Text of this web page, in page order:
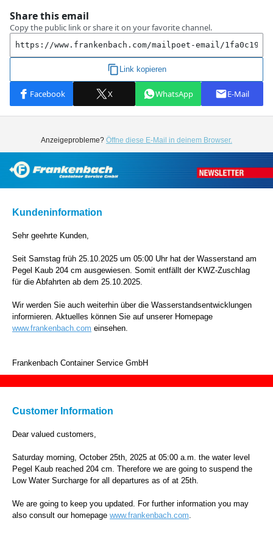
Anzeigeprobleme? Öffne diese E-Mail in deinem Browser.
Kundeninformation
Sehr geehrte Kunden,
Seit Samstag früh 25.10.2025 um 05:00 Uhr hat der Wasserstand am
Pegel Kaub 204 cm ausgewiesen. Somit entfällt der KWZ-Zuschlag
für die Abfahrten ab dem 25.10.2025.
Wir werden Sie auch weiterhin über die Wasserstandsentwicklungen
informieren. Aktuelles können Sie auf unserer Homepage
www.frankenbach.com einsehen.
Frankenbach Container Service GmbH
Customer Information
Dear valued customers,
Saturday morning, October 25th, 2025 at 05:00 a.m. the water level
Pegel Kaub reached 204 cm. Therefore we are going to suspend the
Low Water Surcharge for all departures as of at 25th.
We are going to keep you updated. For further information you may
also consult our homepage www.frankenbach.com.